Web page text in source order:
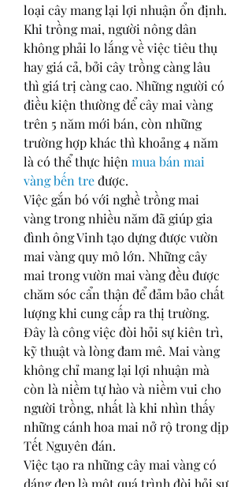
loại cây mang lại lợi nhuận ổn định.
Khi trồng mai, người nông dân
không phải lo lắng về việc tiêu thụ
hay giá cả, bởi cây trồng càng lâu
thì giá trị càng cao. Những người có
điều kiện thường để cây mai vàng
trên 5 năm mới bán, còn những
trường hợp khác thì khoảng 4 năm
là có thể thực hiện mua bán mai
vàng bến tre được.
Việc gắn bó với nghề trồng mai
vàng trong nhiều năm đã giúp gia
đình ông Vinh tạo dựng được vườn
mai vàng quy mô lớn. Những cây
mai trong vườn mai vàng đều được
chăm sóc cẩn thận để đảm bảo chất
lượng khi cung cấp ra thị trường.
Đây là công việc đòi hỏi sự kiên trì,
kỹ thuật và lòng đam mê. Mai vàng
không chỉ mang lại lợi nhuận mà
còn là niềm tự hào và niềm vui cho
người trồng, nhất là khi nhìn thấy
những cánh hoa mai nở rộ trong dịp
Tết Nguyên đán.
Việc tạo ra những cây mai vàng có
dáng đẹp là một quá trình đòi hỏi sự